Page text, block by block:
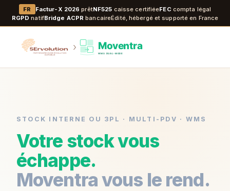
FR Factur-X 2026 prêtNF525 caisse certifiéeFECcompta légal
RGPD natifBridge ACPR bancaireÉdité, hébergé et supporté en France
›
STOCK INTERNE OU 3PL · MULTI-PDV · WMS
Votre stock vous
échappe.
Moventra vous le rend.